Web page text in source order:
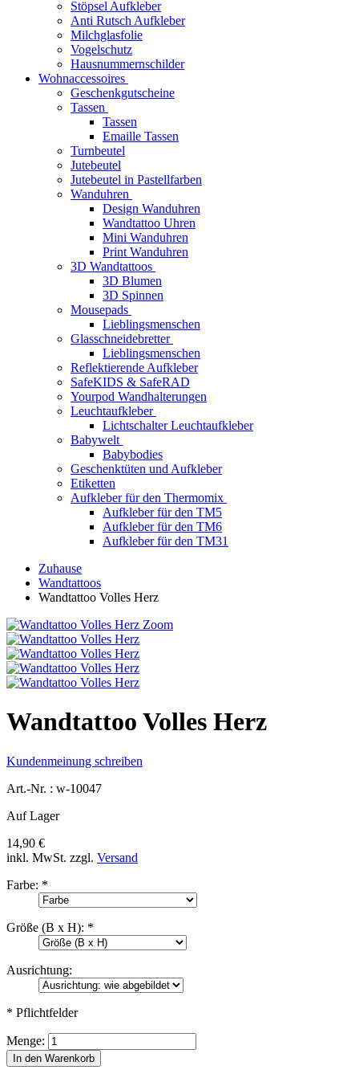
Stöpsel Aufkleber
Anti Rutsch Aufkleber
Milchglasfolie
Vogelschutz
Hausnummernschilder
Wohnaccessoires
Geschenkgutscheine
Tassen
Tassen
Emaille Tassen
Turnbeutel
Jutebeutel
Jutebeutel in Pastellfarben
Wanduhren
Design Wanduhren
Wandtattoo Uhren
Mini Wanduhren
Print Wanduhren
3D Wandtattoos
3D Blumen
3D Spinnen
Mousepads
Lieblingsmenschen
Glasschneidebretter
Lieblingsmenschen
Reflektierende Aufkleber
SafeKIDS & SafeRAD
Yourpod Wandhalterungen
Leuchtaufkleber
Lichtschalter Leuchtaufkleber
Babywelt
Babybodies
Geschenktüten und Aufkleber
Etiketten
Aufkleber für den Thermomix
Aufkleber für den TM5
Aufkleber für den TM6
Aufkleber für den TM31
Zuhause
Wandtattoos
Wandtattoo Volles Herz
Zoom
Wandtattoo Volles Herz
Kundenmeinung schreiben
Art.-Nr. : w-10047
Auf Lager
14,90 €
inkl. MwSt. zzgl. Versand
Farbe: *
Größe (B x H): *
Ausrichtung:
* Pflichtfelder
Menge:
In den Warenkorb